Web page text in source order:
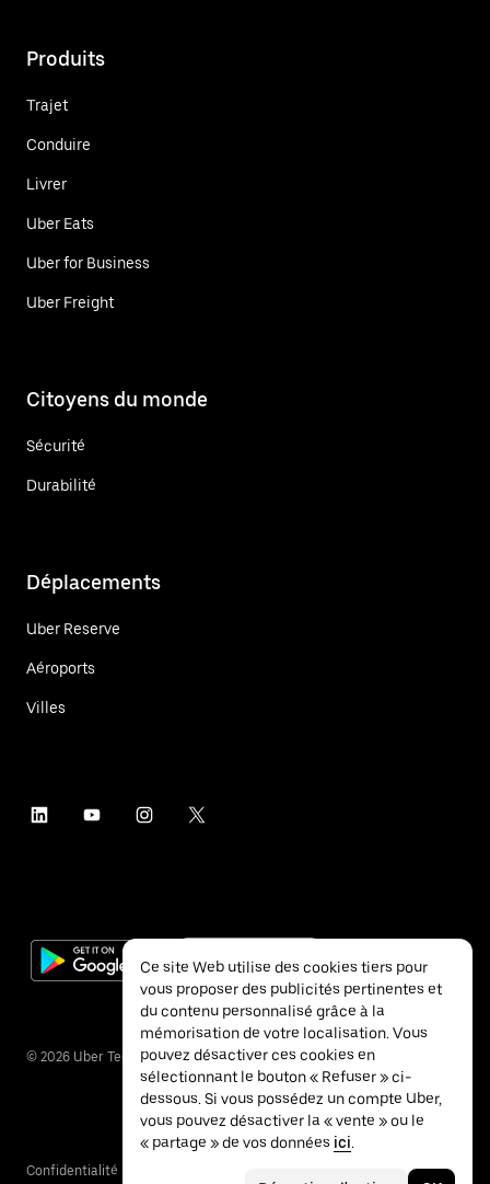
Produits
Trajet
Conduire
Livrer
Uber Eats
Uber for Business
Uber Freight
Citoyens du monde
Sécurité
Durabilité
Déplacements
Uber Reserve
Aéroports
Villes
© 2026 Uber Technologies Inc.
Confidentialité
Ce site Web utilise des cookies tiers pour
vous proposer des publicités pertinentes et
du contenu personnalisé grâce à la
mémorisation de votre localisation. Vous
pouvez désactiver ces cookies en
sélectionnant le bouton « Refuser » ci-
dessous. Si vous possédez un compte Uber,
vous pouvez désactiver la « vente » ou le
« partage » de vos données ici.